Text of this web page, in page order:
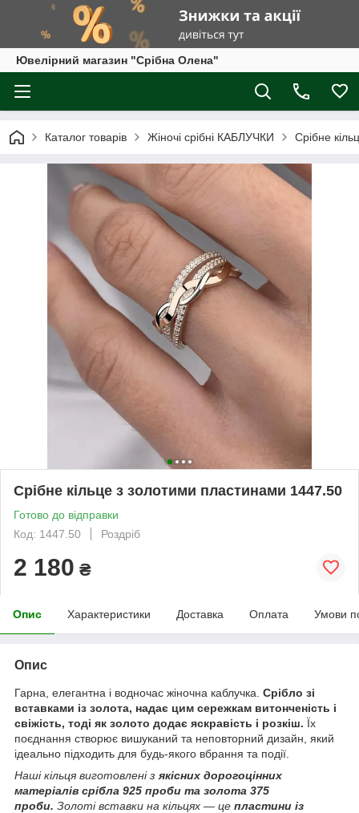
Ювелірний магазин "Срібна Олена"
Каталог товарів Жіночі срібні КАБЛУЧКИ Срібне
Срібне кільце з золотими пластинами 1447.50
Готово до відправки
Код: 1447.50
Роздріб
2 180 ₴
Опис Характеристики Доставка Оплата Умови
Опис
Гарна, елегантна і водночас жіночна каблучка. Срібло зі
вставками із золота, надає цим сережкам витонченість і
свіжість, тоді як золото додає яскравість і розкіш. Їх
поєднання створює вишуканий та неповторний дизайн, який
ідеально підходить для будь-якого вбрання та події.
Наші кільця виготовлені з якісних дорогоцінних
матеріалів срібла 925 проби та золота 375
проби. Золоті вставки на кільцях — це пластини із